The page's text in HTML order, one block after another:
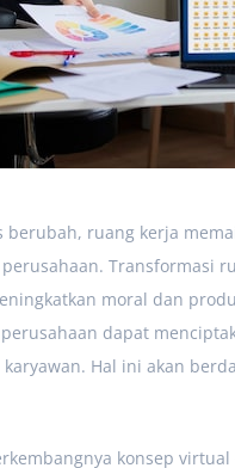
ruang kerja
Transformasi
moral dan
dapat
Hal ini akan
konsep